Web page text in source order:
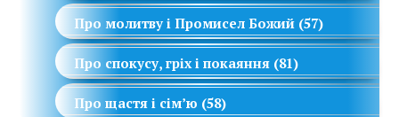
Про молитву і Промисел Божий (57)
Про спокусу, гріх і покаяння (81)
Про щастя і сім’ю (58)